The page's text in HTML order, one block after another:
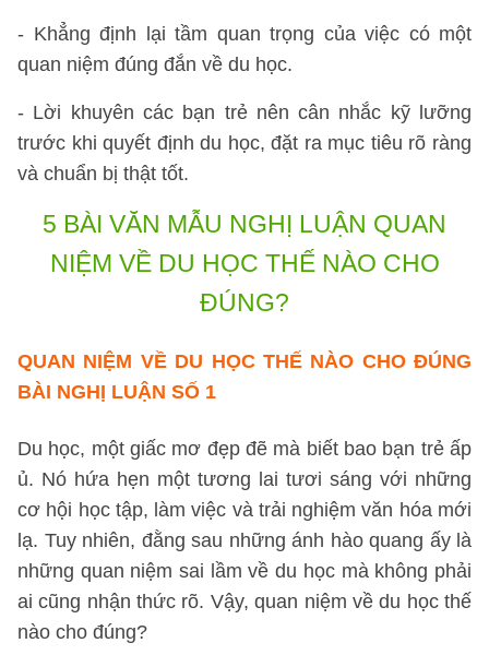
- Khẳng định lại tầm quan trọng của việc có một
quan niệm đúng đắn về du học.
- Lời khuyên các bạn trẻ nên cân nhắc kỹ lưỡng
trước khi quyết định du học, đặt ra mục tiêu rõ ràng
và chuẩn bị thật tốt.
5 BÀI VĂN MẪU NGHỊ LUẬN QUAN
NIỆM VỀ DU HỌC THẾ NÀO CHO
ĐÚNG?
QUAN NIỆM VỀ DU HỌC THẾ NÀO CHO ĐÚNG
BÀI NGHỊ LUẬN SỐ 1
Du học, một giấc mơ đẹp đẽ mà biết bao bạn trẻ ấp
ủ. Nó hứa hẹn một tương lai tươi sáng với những
cơ hội học tập, làm việc và trải nghiệm văn hóa mới
lạ. Tuy nhiên, đằng sau những ánh hào quang ấy là
những quan niệm sai lầm về du học mà không phải
ai cũng nhận thức rõ. Vậy, quan niệm về du học thế
nào cho đúng?